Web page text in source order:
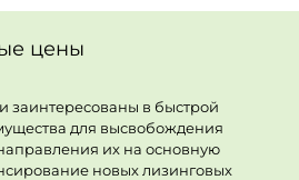
цены
заинтересованы в быстрой
для высвобождения
их на основную
новых лизинговых